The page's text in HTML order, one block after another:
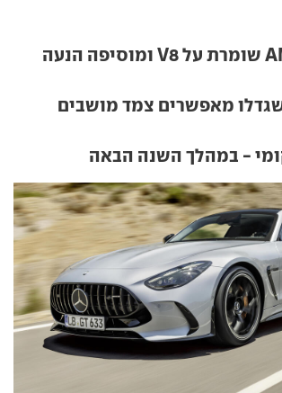
ה-AMG GT שומרת על V8 ומוסיפה הנעה
מאפשרים צמד מושבים
- במהלך השנה הבאה